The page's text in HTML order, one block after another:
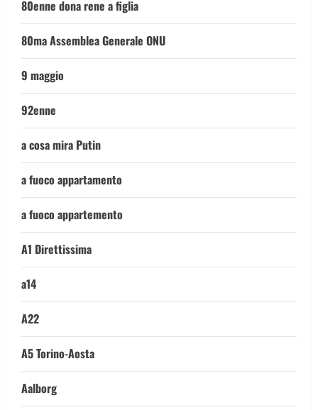
80enne dona rene a figlia
80ma Assemblea Generale ONU
9 maggio
92enne
a cosa mira Putin
a fuoco appartamento
a fuoco appartemento
A1 Direttissima
a14
A22
A5 Torino-Aosta
Aalborg